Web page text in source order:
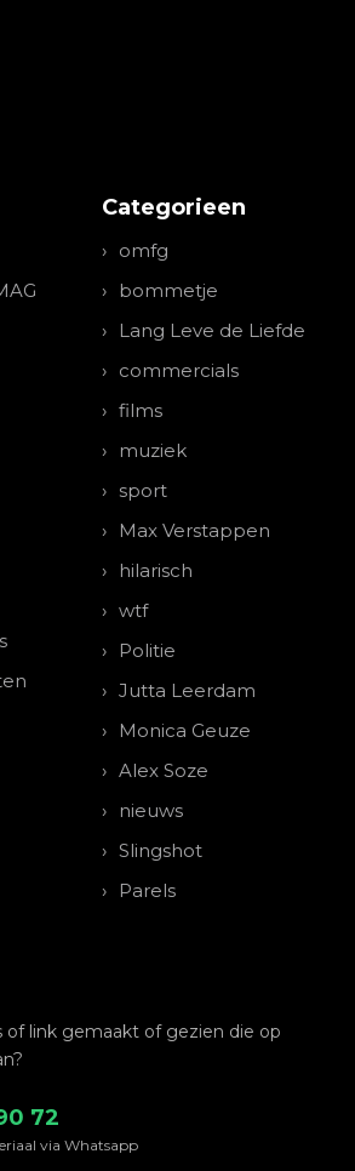
Categorieen
omfg
bommetje
Lang Leve de Liefde
commercials
films
muziek
sport
Max Verstappen
hilarisch
wtf
Politie
Jutta Leerdam
Monica Geuze
Alex Soze
nieuws
Slingshot
Parels
of link gemaakt of gezien die op
72
via Whatsapp